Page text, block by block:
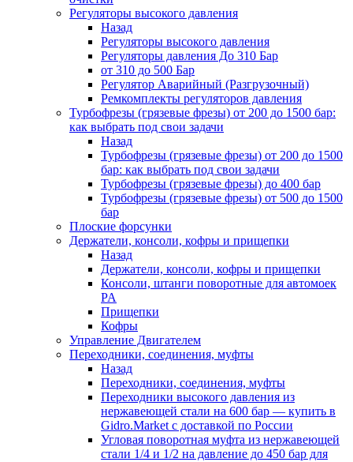
Регуляторы высокого давления
Назад
Регуляторы высокого давления
Регуляторы давления До 310 Бар
от 310 до 500 Бар
Регулятор Аварийный (Разгрузочный)
Ремкомплекты регуляторов давления
Турбофрезы (грязевые фрезы) от 200 до 1500 бар:
как выбрать под свои задачи
Назад
Турбофрезы (грязевые фрезы) от 200 до 1500
бар: как выбрать под свои задачи
Турбофрезы (грязевые фрезы) до 400 бар
Турбофрезы (грязевые фрезы) от 500 до 1500
бар
Плоские форсунки
Держатели, консоли, кофры и прищепки
Назад
Держатели, консоли, кофры и прищепки
Консоли, штанги поворотные для автомоек
PA
Прищепки
Кофры
Управление Двигателем
Переходники, соединения, муфты
Назад
Переходники, соединения, муфты
Переходники высокого давления из
нержавеющей стали на 600 бар — купить в
Gidro.Market с доставкой по России
Угловая поворотная муфта из нержавеющей
стали 1/4 и 1/2 на давление до 450 бар для